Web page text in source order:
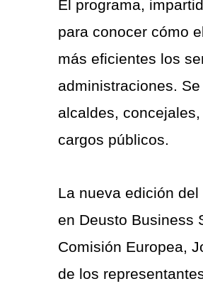
El programa,
para conocer cómo
más eficientes los
administraciones.
alcaldes,
cargos públicos.
La nueva edición
en Deusto Business
Comisión Europea,
de los